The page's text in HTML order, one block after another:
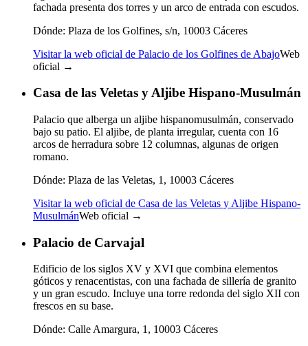
fachada presenta dos torres y un arco de entrada con escudos.
Dónde: Plaza de los Golfines, s/n, 10003 Cáceres
Visitar la web oficial de Palacio de los Golfines de AbajoWeb
oficial →
Casa de las Veletas y Aljibe Hispano-Musulmán
Palacio que alberga un aljibe hispanomusulmán, conservado
bajo su patio. El aljibe, de planta irregular, cuenta con 16
arcos de herradura sobre 12 columnas, algunas de origen
romano.
Dónde: Plaza de las Veletas, 1, 10003 Cáceres
Visitar la web oficial de Casa de las Veletas y Aljibe Hispano-
MusulmánWeb oficial →
Palacio de Carvajal
Edificio de los siglos XV y XVI que combina elementos
góticos y renacentistas, con una fachada de sillería de granito
y un gran escudo. Incluye una torre redonda del siglo XII con
frescos en su base.
Dónde: Calle Amargura, 1, 10003 Cáceres